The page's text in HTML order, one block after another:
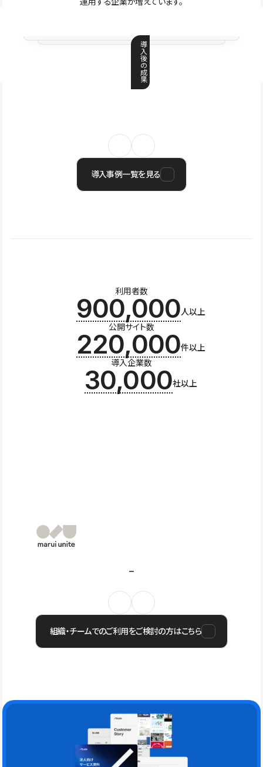
導
入
後
の
成
果
導入事例一覧を見る
利用者数
900,000人以上
公開サイト数
220,000件以上
導入企業数
30,000社以上
組織・チームでのご利用をご検討の方はこちら